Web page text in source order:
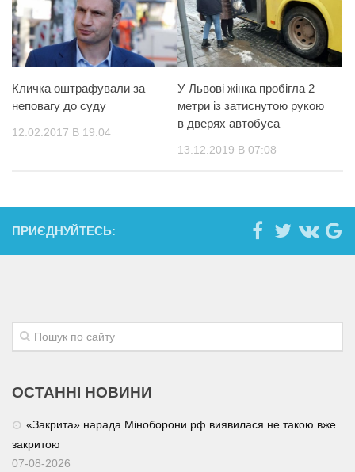
Кличка оштрафували за
неповагу до суду
12.02.2017 В 19:04
У Львові жінка пробігла 2
метри із затиснутою рукою
в дверях автобуса
13.12.2019 В 07:08
ПРИЄДНУЙТЕСЬ:
ОСТАННІ НОВИНИ
«Закрита» нарада Міноборони рф виявилася не такою вже
закритою
07-08-2026